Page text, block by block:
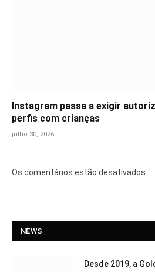
Instagram passa a exigir
perfis com crianças
julho 30, 2026
Os comentários estão desativados.
NEWS
Desde 2019, a